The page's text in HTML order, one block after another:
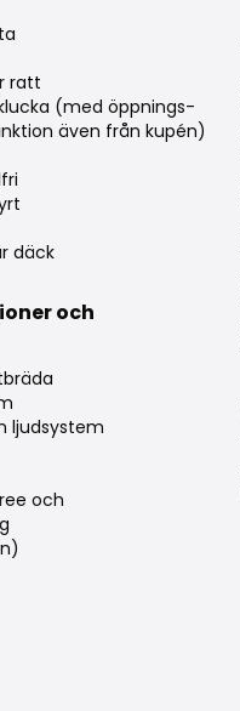
ratt
(med öppnings-
även från kupén)
däck
och
ljudsystem
och